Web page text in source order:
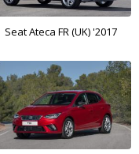
Seat Ateca FR (UK) '2017